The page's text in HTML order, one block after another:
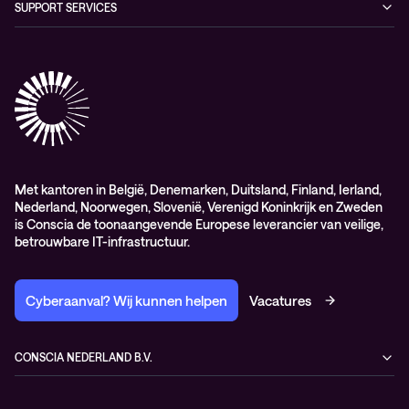
AdviesObservability: Consultancy
General Sales and Delivery Conditions (EN)
General Purchasing Conditions (EN)
SUPPORT SERVICES
Healthcare Services
Lifecycle
Service delivery platform (CNS)
Met kantoren in België, Denemarken, Duitsland, Finland, Ierland,
Nederland, Noorwegen, Slovenië, Verenigd Koninkrijk en Zweden
is Conscia de toonaangevende Europese leverancier van veilige,
betrouwbare IT-infrastructuur.
Cyberaanval? Wij kunnen helpen Vacatures
CONSCIA NEDERLAND B.V.